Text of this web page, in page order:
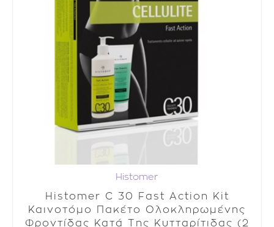
Histomer
Histomer C 30 Fast Action Kit
Καινοτόμο Πακέτο Ολοκληρωμένης
Φροντίδας Κατά Της Κυτταρίτιδας (2